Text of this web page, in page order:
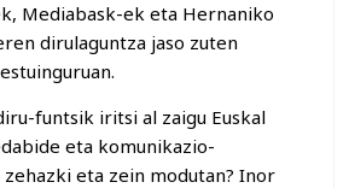
Mediabask-ek eta Hernaniko
dirulaguntza jaso zuten
funtsik iritsi al zaigu Euskal
eta komunikazio-
eta zein modutan? Inor